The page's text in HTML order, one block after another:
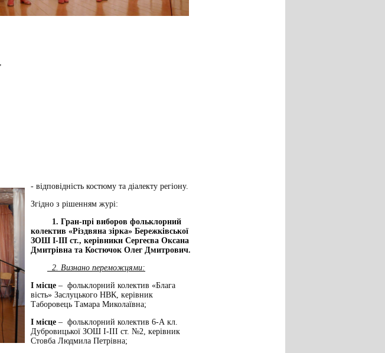
- відповідність костюму та діалекту регіону.
Згідно з рішенням журі:
1. Гран-прі виборов фольклорний
колектив «Різдвяна зірка» Бережківської
ЗОШ І-ІІІ ст., керівники Сергеєва Оксана
Дмитрівна та Костючок Олег Дмитрович.
2. Визнано переможцями:
І місце – фольклорний колектив «Блага
вість» Заслуцького НВК, керівник
Таборовець Тамара Миколаївна;
І місце – фольклорний колектив 6-А кл.
Дубровицької ЗОШ І-ІІІ ст. №2, керівник
Стовба Людмила Петрівна;